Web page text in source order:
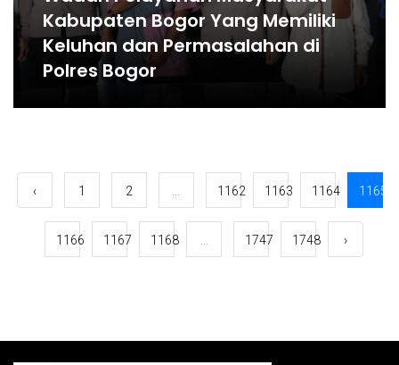
Kabupaten Bogor Yang Memiliki
Keluhan dan Permasalahan di
Polres Bogor
‹ 1 2 1162 1163 1164 1165
1166 1167 1168 1747 1748 ›